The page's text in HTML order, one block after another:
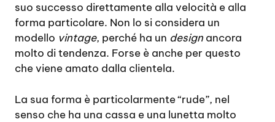
suo successo direttamente alla velocità e alla
forma particolare. Non lo si considera un
modello vintage, perché ha un design ancora
molto di tendenza. Forse è anche per questo
che viene amato dalla clientela.
La sua forma è particolarmente “rude”, nel
senso che ha una cassa e una lunetta molto